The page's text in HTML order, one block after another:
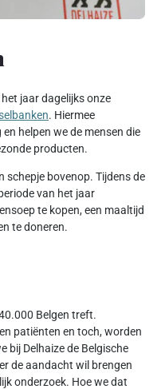
jaar dagelijks onze
. Hiermee
helpen we de mensen die
producten.
schepje bovenop. Tijdens de
van het jaar
te kopen, een maaltijd
te doneren.
Belgen treft.
patiënten en toch, worden
bij Delhaize de Belgische
de aandacht wil brengen
onderzoek. Hoe we dat